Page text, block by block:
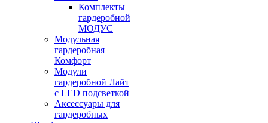
Комплекты
гардеробной
МОДУС
Модульная
гардеробная
Комфорт
Модули
гардеробной Лайт
с LED подсветкой
Аксессуары для
гардеробных